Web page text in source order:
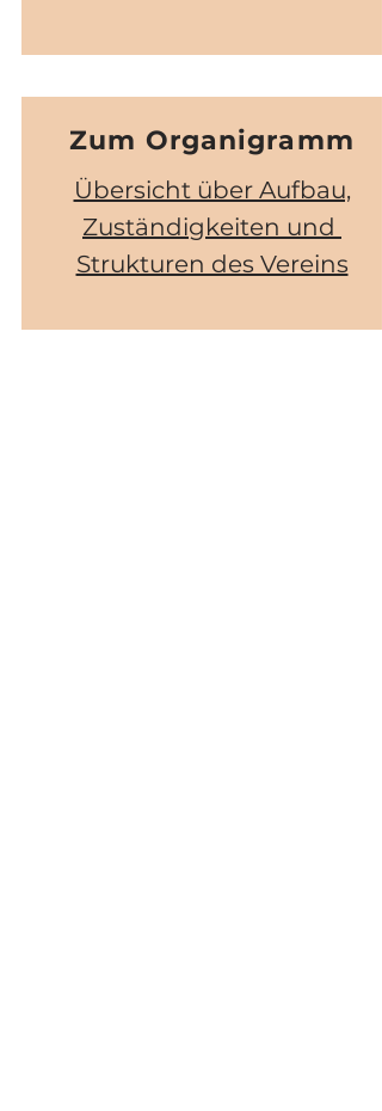
Zum Organigramm
Übersicht über Aufbau,
Zuständigkeiten und
Strukturen des Vereins